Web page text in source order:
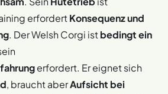
erfordertKonsequenz und
. Der Welsh Corgi istbedingt ein
erfordert. Er eignet sich
, braucht aberAufsicht bei